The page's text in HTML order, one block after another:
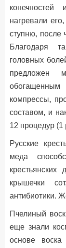
конечностей
нагревали
ступню, после
Благодаря
головных
предложен
компрессы,
составом, и
12 процедур (1
Русские
меда
крышечки
антибиотики.
Пчелиный
еще знали
основе воска